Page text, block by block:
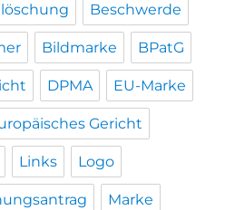
Beschwerde
Bildmarke BPatG
DPMA EU-Marke
Gericht
Links Logo
Marke